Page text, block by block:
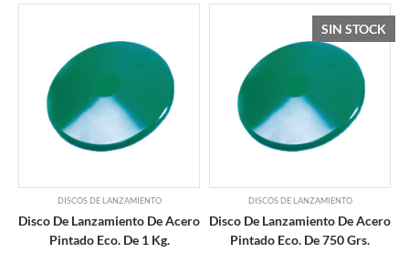
DISCOS DE LANZAMIENTO
Disco De Lanzamiento De Acero
Pintado Eco. De 1 Kg.
SIN STOCK
DISCOS DE LANZAMIENTO
Disco De Lanzamiento De Acero
Pintado Eco. De 750 Grs.